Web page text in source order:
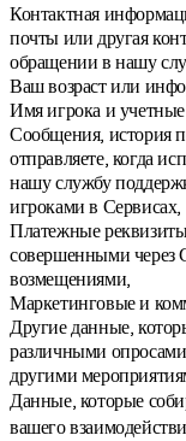
Контактная
почты или другая
обращении в нашу
Ваш возраст или
Имя игрока и учетные
Сообщения, история
отправляете, когда
нашу службу
игроками в Сервисах,
Платежные
совершенными через
возмещениями,
Маркетинговые и
Другие данные,
различными
другими
Данные, которые
вашего